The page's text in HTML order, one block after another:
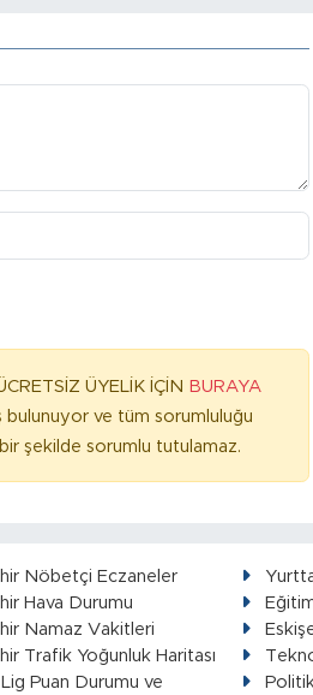
ÜYELİK İÇİN BURAYA
bulunuyor ve tüm sorumluluğu
şekilde sorumlu tutulamaz.
Nöbetçi Eczaneler
Hava Durumu
Namaz Vakitleri
Trafik Yoğunluk Haritası
Puan Durumu ve